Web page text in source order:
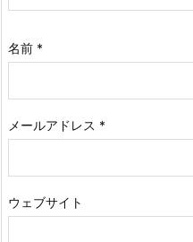
名前 *
メールアドレス *
ウェブサイト